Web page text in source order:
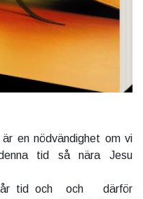
en nödvändighet om vi
tid så nära Jesu
tid och och därför